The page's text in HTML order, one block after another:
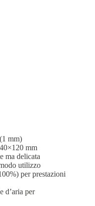
mm)
mm
ma delicata
utilizzo
per prestazioni
d’aria per